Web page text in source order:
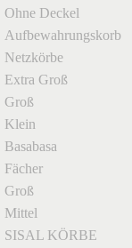
Ohne Deckel
Aufbewahrungskorb
Netzkörbe
Extra Groß
Groß
Klein
Basabasa
Fächer
Groß
Mittel
SISAL KÖRBE